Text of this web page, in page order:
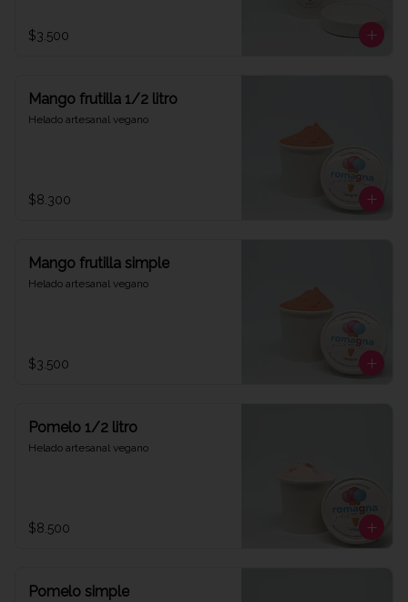
$3.500
Mango frutilla 1/2 litro
Helado artesanal vegano
$8.300
Mango frutilla simple
Helado artesanal vegano
$3.500
Pomelo 1/2 litro
Helado artesanal vegano
$8.500
Pomelo simple